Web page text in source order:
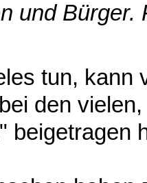
und
tun, kann
den
beigetragen